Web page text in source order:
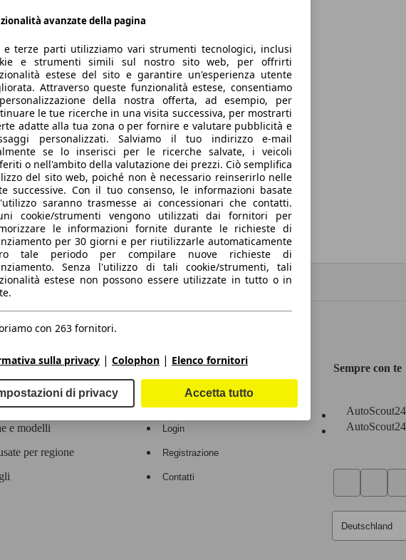
e modelli
per regione
Area rivenditori
Login
Registrazione
Contatti
Sempre con te
avanzate della pagina
e terze parti utilizziamo vari strumenti tecnologici, inclusi
e strumenti simili sul nostro sito web, per offrirti
estese del sito e garantire un'esperienza utente
Attraverso queste funzionalità estese, consentiamo
della nostra offerta, ad esempio, per
le tue ricerche in una visita successiva, per mostrarti
adatte alla tua zona o per fornire e valutare pubblicità e
personalizzati. Salviamo il tuo indirizzo e-mail
se lo inserisci per le ricerche salvate, i veicoli
o nell'ambito della valutazione dei prezzi. Ciò semplifica
del sito web, poiché non è necessario reinserirlo nelle
successive. Con il tuo consenso, le informazioni basate
saranno trasmesse ai concessionari che contatti.
cookie/strumenti vengono utilizzati dai fornitori per
le informazioni fornite durante le richieste di
per 30 giorni e per riutilizzarle automaticamente
tale periodo per compilare nuove richieste di
Senza l'utilizzo di tali cookie/strumenti, tali
estese non possono essere utilizzate in tutto o in
con 263 fornitori.
sulla privacy | Colophon | Elenco fornitori
di privacy Accetta tutto